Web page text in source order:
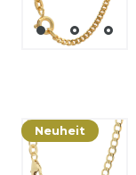
Neuheit